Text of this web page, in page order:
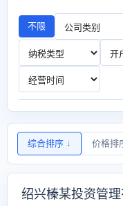
不限
综合排序 ↓ 价格排
绍兴榛某投资管理